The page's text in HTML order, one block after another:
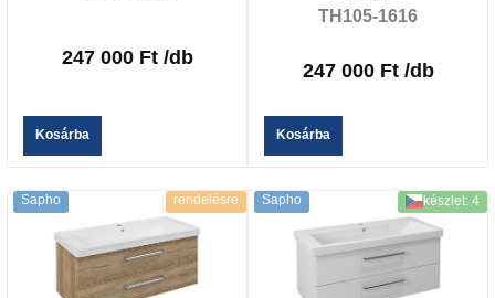
247 000 Ft /db
Kosárba
TH105-1616
247 000 Ft /db
Kosárba
Sapho rendelésre Sapho készlet: 4